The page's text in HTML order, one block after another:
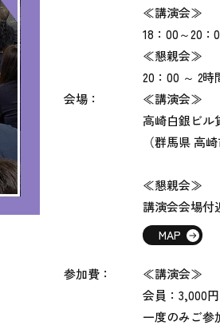
≪講演会≫
18：00～20：
≪懇親会≫
20：00 ～ 2時
会場：
≪講演会≫
高崎白銀ビル
（群馬県 高
≪懇親会≫
講演会会場
MAP
参加費：
≪講演会≫
会員：3,000
一度のみご参